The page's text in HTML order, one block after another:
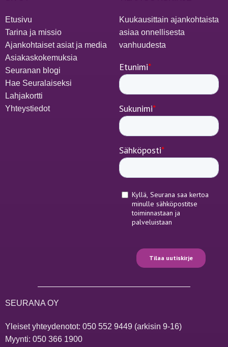
Etusivu
Tarina ja missio
Ajankohtaiset asiat ja media
Asiakaskokemuksia
Seuranan blogi
Hae Seuralaiseksi
Lahjakortti
Yhteystiedot
Kuukausittain ajankohtaista
asiaa onnellisesta
vanhuudesta
SEURANA OY
Yleiset yhteydenotot: 050 552 9449(arkisin 9-16)
Myynti: 050 366 1900